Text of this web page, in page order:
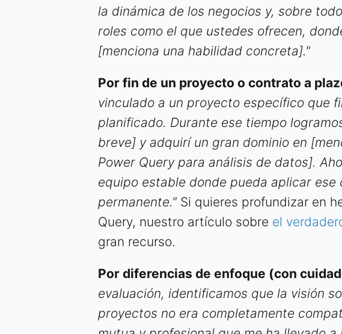
la dinámica de los negocios y, sobre
roles como el que ustedes ofrecen,
[menciona una habilidad concreta]."
Por fin de un proyecto o contrato a
vinculado a un proyecto específico que
planificado. Durante ese tiempo
breve] y adquirí un gran dominio en
Power Query para análisis de datos].
equipo estable donde pueda aplicar ese
permanente." Si quieres profundizar en
Query, nuestro artículo sobre el
gran recurso.
Por diferencias de enfoque (con
evaluación, identificamos que la visión
proyectos no era completamente